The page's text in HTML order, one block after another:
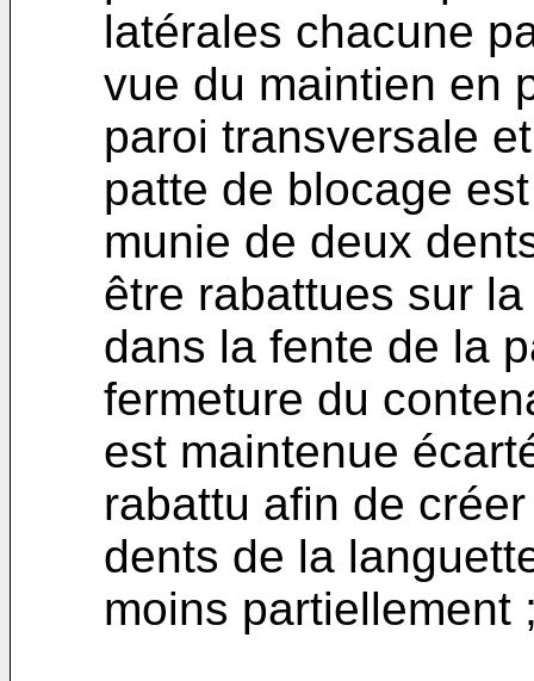
latérales chacune
vue du maintien en
paroi transversale
patte de blocage
munie de deux
être rabattues sur
dans la fente de la
fermeture du
est maintenue
rabattu afin de
dents de la
moins partiellement